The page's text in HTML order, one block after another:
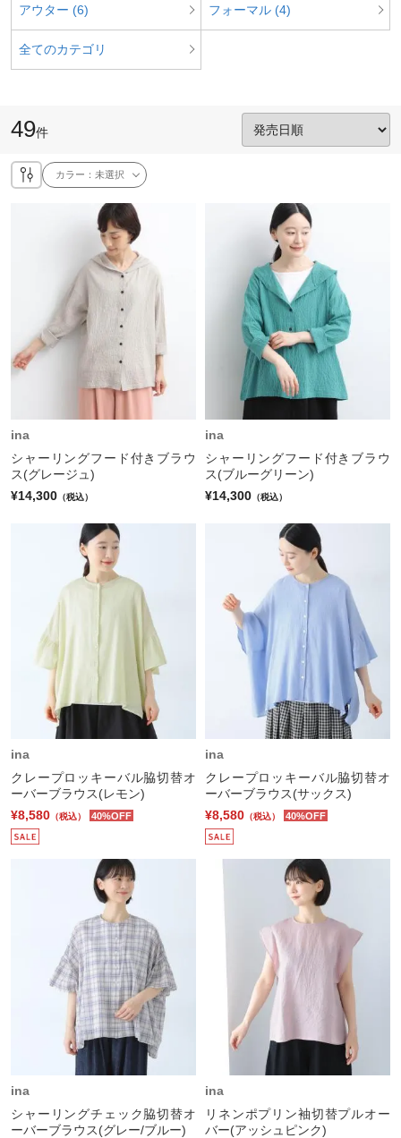
アウター (6) フォーマル (4)
全てのカテゴリ
49件
カラー：未選択
ina
シャーリングフード付きブラウ
ス(グレージュ)
¥14,300 （税込）
ina
シャーリングフード付きブラウ
ス(ブルーグリーン)
¥14,300 （税込）
ina
クレープロッキーバル脇切替オ
ーバーブラウス(レモン)
¥8,580 （税込） 40%OFF
ina
クレープロッキーバル脇切替オ
ーバーブラウス(サックス)
¥8,580 （税込） 40%OFF
ina
シャーリングチェック脇切替オ
ーバーブラウス(グレー/ブルー)
ina
リネンポプリン袖切替プルオー
バー(アッシュピンク)